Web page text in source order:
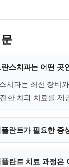
스치과는 어떤 곳
치과는 최신 장비
한 치과 치료를 제
란트가 필요한 증
란트 치료 과정은